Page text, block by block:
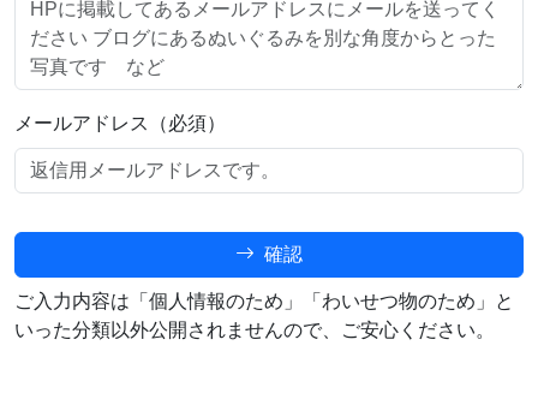
メールアドレス（必須）
確認
ご入力内容は「個人情報のため」「わいせつ物のため」と
いった分類以外公開されませんので、ご安心ください。